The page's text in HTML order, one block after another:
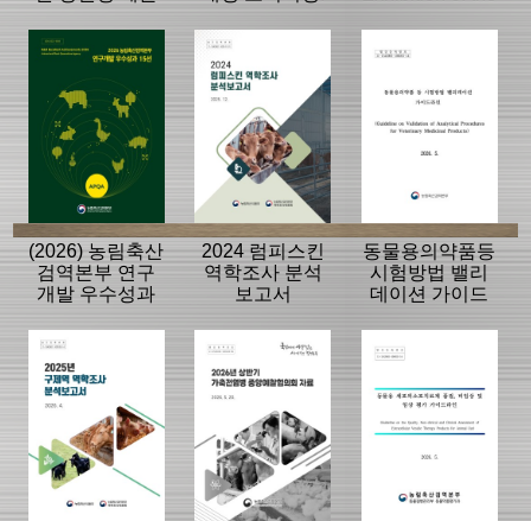
모니터링 결과
APQA
(2026) 농림축산
검역본부 연구
개발 우수성과
2024 럼피스킨
역학조사 분석
보고서
동물용의약품등
시험방법 밸리
데이션 가이드